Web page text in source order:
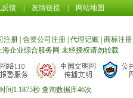
反馈 友情链接 网站地图
注册 合资公司注册 代理记账 商标注册
海企业综合服务网 未经授权请勿转载
间1.1875秒 查询数据库46次